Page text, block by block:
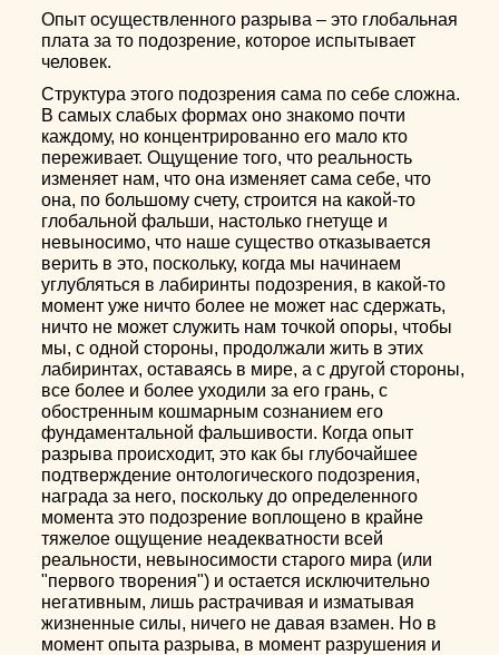
Опыт осуществленного разрыва – это глобальная
плата за то подозрение, которое испытывает
человек.
Структура этого подозрения сама по себе сложна.
В самых слабых формах оно знакомо почти
каждому, но концентрированно его мало кто
переживает. Ощущение того, что реальность
изменяет нам, что она изменяет сама себе, что
она, по большому счету, строится на какой-то
глобальной фальши, настолько гнетуще и
невыносимо, что наше существо отказывается
верить в это, поскольку, когда мы начинаем
углубляться в лабиринты подозрения, в какой-то
момент уже ничто более не может нас сдержать,
ничто не может служить нам точкой опоры, чтобы
мы, с одной стороны, продолжали жить в этих
лабиринтах, оставаясь в мире, а с другой стороны,
все более и более уходили за его грань, с
обостренным кошмарным сознанием его
фундаментальной фальшивости. Когда опыт
разрыва происходит, это как бы глубочайшее
подтверждение онтологического подозрения,
награда за него, поскольку до определенного
момента это подозрение воплощено в крайне
тяжелое ощущение неадекватности всей
реальности, невыносимости старого мира (или
"первого творения") и остается исключительно
негативным, лишь растрачивая и изматывая
жизненные силы, ничего не давая взамен. Но в
момент опыта разрыва, в момент разрушения и